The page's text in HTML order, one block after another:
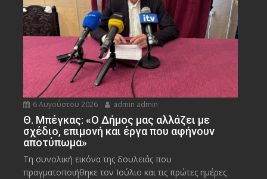
6 Αυγούστου 2026 admin admin
Θ. Μπέγκας: «Ο Δήμος μας αλλάζει με
σχέδιο, επιμονή και έργα που αφήνουν
αποτύπωμα»
Τη συνολική εικόνα της δουλειάς που
πραγματοποιήθηκε τον Ιούλιο και τις πρώτες ημέρες